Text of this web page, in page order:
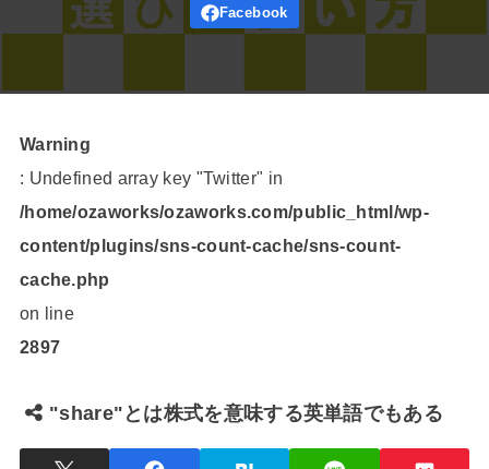
Warning
: Undefined array key "Twitter" in
/home/ozaworks/ozaworks.com/public_html/wp-
content/plugins/sns-count-cache/sns-count-
cache.php
on line
2897
"share"とは株式を意味する英単語でもある